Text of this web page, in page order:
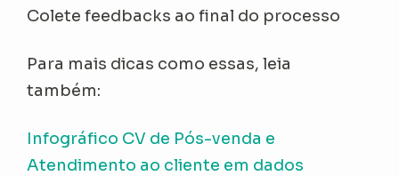
Colete feedbacks ao final do processo
Para mais dicas como essas, leia
também:
Infográfico CV de Pós-venda e
Atendimento ao cliente em dados